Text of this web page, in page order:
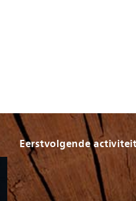
Eerstvolgende